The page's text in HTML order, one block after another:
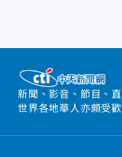
新聞、影音、節目、
世界各地華人亦頗受